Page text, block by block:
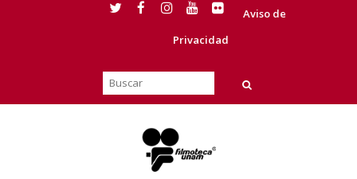
Aviso de
Privacidad